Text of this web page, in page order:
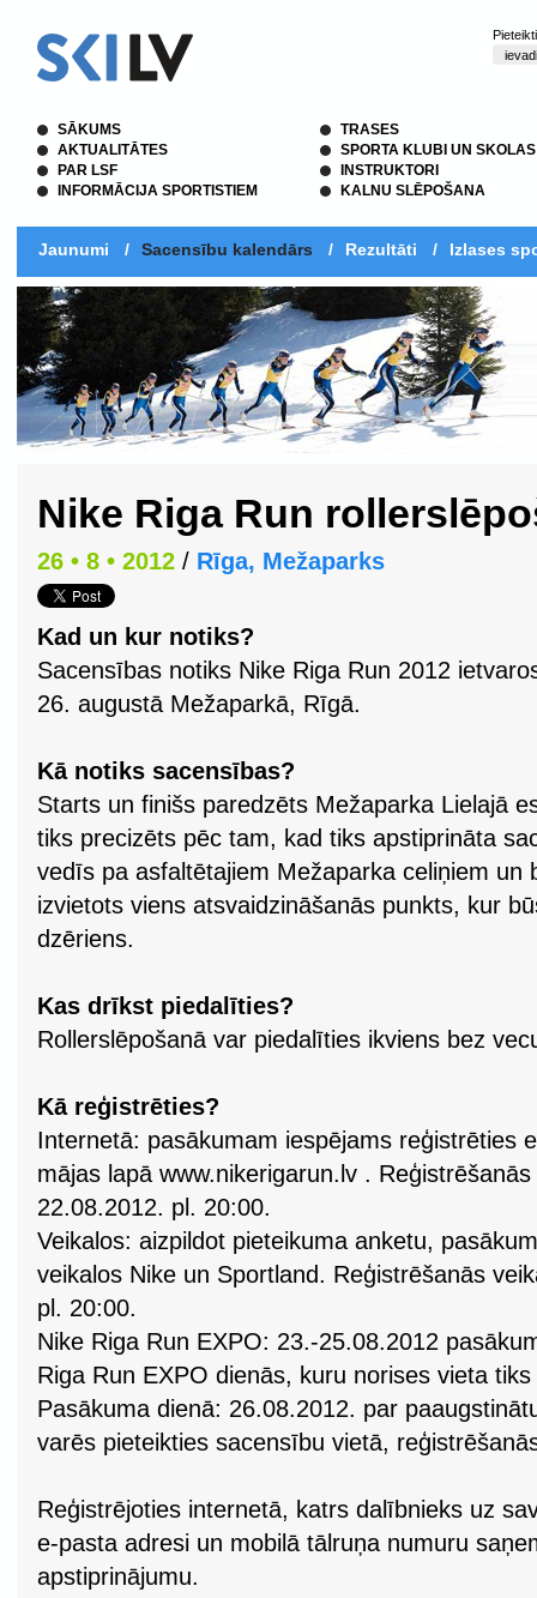
SĀKUMS
AKTUALITĀTES
PAR LSF
INFORMĀCIJA SPORTISTIEM
TRASES
SPORTA KLUBI UN SKOLAS
INSTRUKTORI
KALNU SLĒPOŠANA
Jaunumi / Sacensību kalendārs / Rezultāti / Izlases
Nike Riga Run
26 • 8 • 2012 / Rīga, Mežaparks
Kad un kur notiks?
Sacensības notiks Nike Riga Run 2012
26. augustā Mežaparkā, Rīgā.
Kā notiks sacensības?
Starts un finišs paredzēts Mežaparka Lielajā
tiks precizēts pēc tam, kad tiks apstiprināta
vedīs pa asfaltētajiem Mežaparka celiņiem un
izvietots viens atsvaidzināšanās punkts, kur
dzēriens.
Kas drīkst piedalīties?
Rollerslēpošanā var piedalīties ikviens bez
Kā reģistrēties?
Internetā: pasākumam iespējams reģistrēties
mājas lapā www.nikerigarun.lv .
22.08.2012. pl. 20:00.
Veikalos: aizpildot pieteikuma anketu,
veikalos Nike un Sportland. Reģistrēšanās
pl. 20:00.
Nike Riga Run EXPO: 23.-25.08.2012
Riga Run EXPO dienās, kuru norises vieta
Pasākuma dienā: 26.08.2012. par
varēs pieteikties sacensību vietā,
Reģistrējoties internetā, katrs dalībnieks uz
e-pasta adresi un mobilā tālruņa numuru
apstiprinājumu.